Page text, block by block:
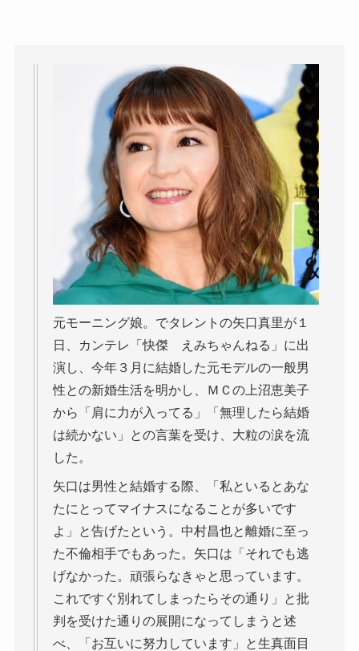
元モーニング娘。でタレントの矢口真里が１
日、カンテレ「快傑 えみちゃんねる」に出
演し、今年３月に結婚した元モデルの一般男
性との新婚生活を明かし、ＭＣの上沼恵美子
から「肩に力が入ってる」「無理したら結婚
は続かない」との言葉を受け、大粒の涙を流
した。
矢口は男性と結婚する際、「私といるとあな
たにとってマイナスになることが多いです
よ」と告げたという。中村昌也と離婚に至っ
た不倫相手でもあった。矢口は「それでも逃
げなかった。頑張らなきゃと思っています。
これですぐ別れてしまったらその通り」と批
判を受けた通りの展開になってしまうと述
べ、「お互いに努力しています」と生真面目